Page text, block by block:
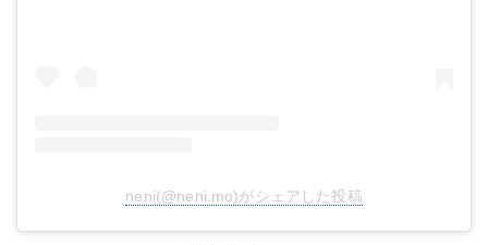
neni(@neni.mo)がシェアした投稿